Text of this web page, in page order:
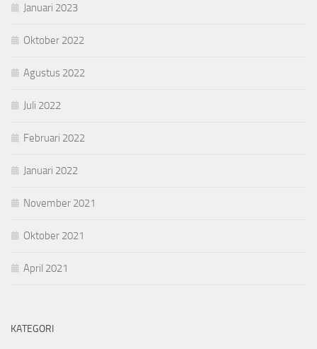
Januari 2023
Oktober 2022
Agustus 2022
Juli 2022
Februari 2022
Januari 2022
November 2021
Oktober 2021
April 2021
KATEGORI